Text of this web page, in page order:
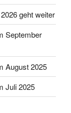
geht weiter
September
August 2025
Juli 2025